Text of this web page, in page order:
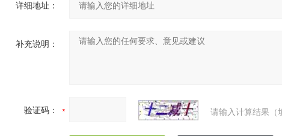
详细地址：
补充说明：
验证码： 请输入计算结果（